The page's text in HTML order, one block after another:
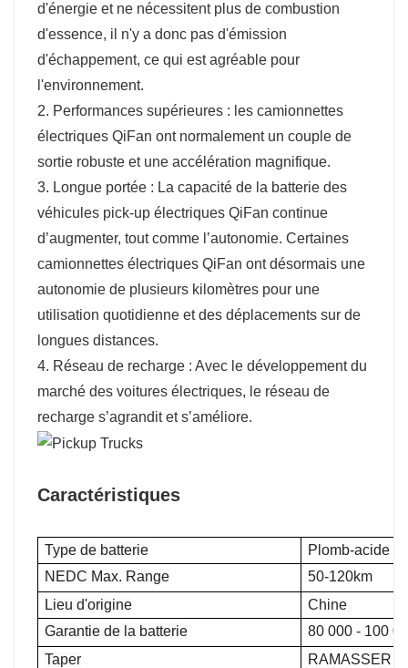
d'énergie et ne nécessitent plus de combustion
d'essence, il n'y a donc pas d'émission
d'échappement, ce qui est agréable pour
l'environnement.
2. Performances supérieures : les camionnettes
électriques QiFan ont normalement un couple de
sortie robuste et une accélération magnifique.
3. Longue portée : La capacité de la batterie des
véhicules pick-up électriques QiFan continue
d’augmenter, tout comme l’autonomie. Certaines
camionnettes électriques QiFan ont désormais une
autonomie de plusieurs kilomètres pour une
utilisation quotidienne et des déplacements sur de
longues distances.
4. Réseau de recharge : Avec le développement du
marché des voitures électriques, le réseau de
recharge s’agrandit et s’améliore.
Caractéristiques
Type de batterie
Plomb-acide
NEDC Max. Range
50-120km
Lieu d'origine
Chine
Garantie de la batterie
80 000 - 100
Taper
RAMASSER